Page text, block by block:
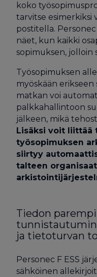
koko
tarvitse esimerkiksi
postitella.
näet, kun kaikki
sopimuksen, jolloin
Työsopimuksen
myöskään erikseen
matkan voi
palkkahallintoon
jälkeen, mikä
Lisäksi voit liittää
työsopimuksen
siirtyy
talteen
Tiedon
ja tietoturvan
Personec F ESS
sähköinen